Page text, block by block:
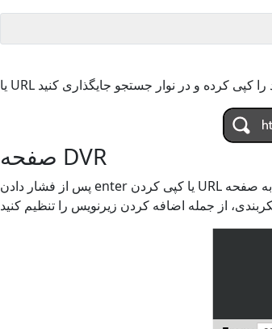
صفحه DVR
پس از فشار دادن enter یا کپی کردن URL در نوار جستجو، به صفحه DVR هدایت می شوید که در آن می توانید هر گونه